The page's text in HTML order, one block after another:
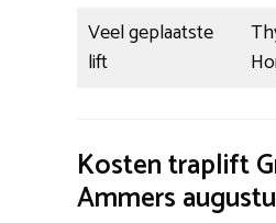
Veel geplaatste
lift
Kosten traplift
Ammers